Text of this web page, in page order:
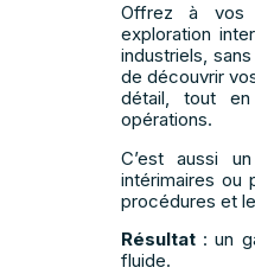
Offrez à vos
exploration
industriels,
de découvrir
détail, tout
opérations.
C’est aussi
intérimaires ou
procédures et
Résultat : un
fluide.